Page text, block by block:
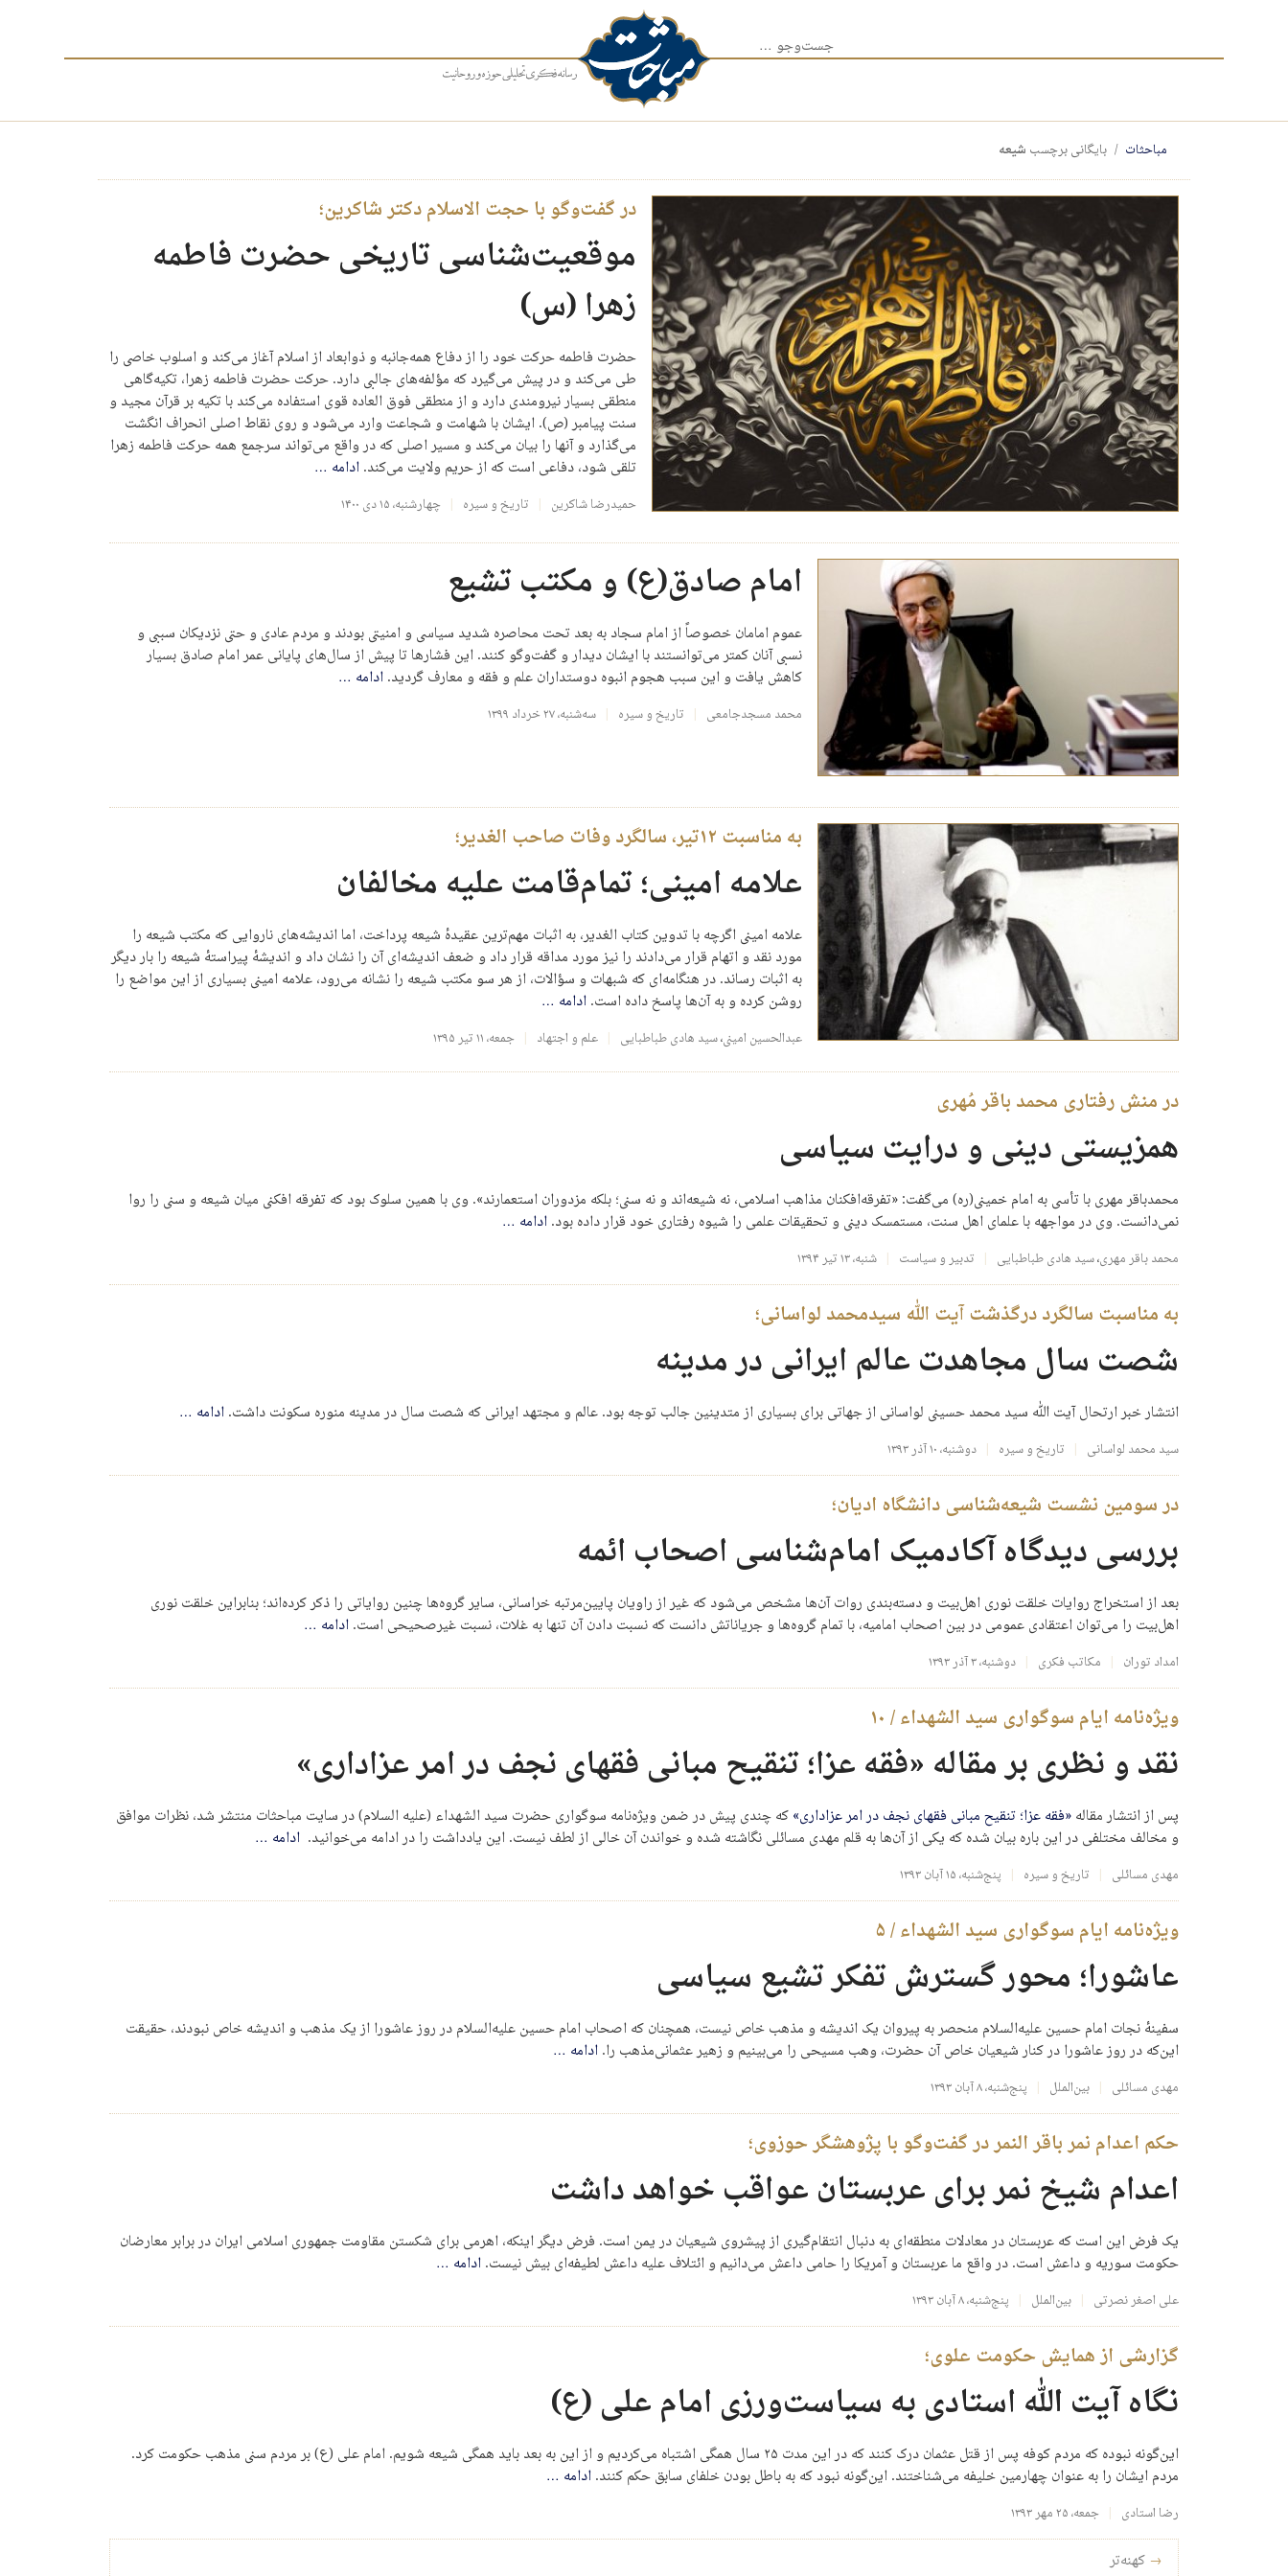
جست‌وجو برای:
مباحثات بایگانی برچسب شیعه
در گفت‌وگو با حجت الاسلام دکتر شاکرین؛
موقعیت‌شناسی تاریخی حضرت فاطمه
زهرا (س)
حضرت فاطمه حرکت خود را از دفاع همه‌جانبه و ذوابعاد از اسلام آغاز می‌کند و اسلوب خاصی را
طی می‌کند و در پیش می‌گیرد که مؤلفه‌های جالبی دارد. حرکت حضرت فاطمه زهرا، تکیه‌گاهی
منطقی بسیار نیرومندی دارد و از منطقی فوق العاده قوی‌ استفاده می‌کند با تکیه بر قرآن مجید و
سنت پیامبر (ص). ایشان با شهامت و شجاعت وارد می‌شود و روی نقاط اصلی انحراف انگشت
می‌گذارد و آنها را بیان می‌کند و مسیر اصلی که در واقع می‌تواند سرجمع همه حرکت فاطمه زهرا
تلقی شود، دفاعی است که از حریم ولایت می‌کند.ادامه …
حمیدرضا شاکرین تاریخ و سیره چهارشنبه، ۱۵ دی ۱۴۰۰
امام صادق(ع) و مکتب تشیع
عموم امامان خصوصاً از امام سجاد به بعد تحت محاصره شدید سیاسی و امنیتی بودند و مردم عادی و حتی نزدیکان سببی و
نسبی آنان کمتر می‌توانستند با ایشان دیدار و گفت‌وگو کنند. این فشارها تا پیش از سال‌های پایانی عمر امام صادق بسیار
کاهش یافت و این سبب هجوم انبوه دوستداران علم و فقه و معارف گردید.ادامه …
محمد مسجدجامعی تاریخ و سیره سه‌شنبه، ۲۷ خرداد ۱۳۹۹
به مناسبت ۱۲تیر، سالگرد وفات صاحب الغدیر؛
علامه امینی؛ تمام‌قامت علیه مخالفان
علامه امینی اگرچه با تدوین کتاب الغدیر، به اثبات مهم‌ترین عقیدهٔ شیعه پرداخت، اما اندیشه‌های ناروایی که مکتب شیعه را
مورد نقد و اتهام قرار می‌دادند را نیز مورد مداقه قرار داد و ضعف اندیشه‌ای آن را نشان داد و اندیشهٔ پیراستهٔ شیعه را بار دیگر
به اثبات رساند. در هنگامه‌ای که شبهات و سؤالات، از هر سو مکتب شیعه را نشانه می‌رود، علامه امینی بسیاری از این مواضع را
روشن کرده و به آن‌ها پاسخ داده است.ادامه …
عبدالحسین امینی،سید هادی طباطبایی علم و اجتهاد جمعه، ۱۱ تیر ۱۳۹۵
در منش رفتاری محمد باقر مُهری
همزیستی دینی و درایت سیاسی
محمدباقر مهری با تأسی به امام خمینی(ره) می‌گفت: «تفرقه‌افکنان مذاهب اسلامی، نه شیعه‌اند و نه سنی؛ بلکه مزدوران استعمارند». وی با همین سلوک بود که تفرقه ‌افکنی میان شیعه و سنی را روا
نمی‌دانست. وی در مواجهه با علمای اهل سنت، مستمسک دینی و تحقیقات علمی را شیوه رفتاری خود قرار داده بود.ادامه …
محمد باقر مهری،سید هادی طباطبایی تدبیر و سیاست شنبه، ۱۳ تیر ۱۳۹۴
به مناسبت سالگرد درگذشت آیت الله سیدمحمد لواسانی؛
شصت سال مجاهدت عالم ایرانی در مدینه
انتشار خبر ارتحال آیت الله سید محمد حسینی لواسانی از جهاتی برای بسیاری از متدینین جالب توجه بود. عالم و مجتهد ایرانی که شصت سال در مدینه منوره سکونت داشت.ادامه …
سید محمد لواسانی تاریخ و سیره دوشنبه، ۱۰ آذر ۱۳۹۳
در سومین نشست شیعه‌شناسی دانشگاه ادیان؛
بررسی دیدگاه آکادمیک امام‌شناسی اصحاب ائمه
بعد از استخراج روایات خلقت نوری اهل‌بیت و دسته‌بندی روات آن‌ها مشخص می‌شود که غیر از راویان پایین‌مرتبه خراسانی، سایر گروه‌ها چنین روایاتی را ذکر کرده‌اند؛ بنابراین خلقت نوری
اهل‌بیت را می‌توان اعتقادی عمومی در بین اصحاب امامیه، با تمام گروه‌ها و جریاناتش دانست که نسبت دادن آن تنها به غلات، نسبت غیرصحیحی است.ادامه …
امداد توران مکاتب فکری دوشنبه، ۳ آذر ۱۳۹۳
ویژه‌نامه ایام سوگواری سید الشهداء / ۱۰
نقد و نظری بر مقاله «فقه عزا؛ تنقیح مبانی فقهای نجف در امر عزاداری»
پس از انتشار مقاله«فقه عزا؛ تنقیح مبانی فقهای نجف در امر عزاداری»که چندی پیش در ضمن ویژه‌نامه سوگواری حضرت سید الشهداء (علیه السلام) در سایت مباحثات منتشر شد، نظرات موافق
و مخالف مختلفی در این باره بیان شده که یکی از آن‌ها به قلم مهدی مسائلی نگاشته شده و خواندن آن خالی از لطف نیست. این یادداشت را در ادامه می‌خوانید. ادامه …
مهدی مسائلی تاریخ و سیره پنج‌شنبه، ۱۵ آبان ۱۳۹۳
ویژه‌نامه ایام سوگواری سید الشهداء / ۵
عاشورا؛ محور گسترش تفکر تشیع سیاسی
سفینهٔ نجات امام حسین علیه‌السلام منحصر به پیروان یک اندیشه و مذهب خاص نیست، همچنان که اصحاب امام حسین علیه‌السلام در روز عاشورا از یک مذهب و اندیشه خاص نبودند، حقیقت
این‌که در روز عاشورا در کنار شیعیان خاص آن حضرت، وهب مسیحی را می‌بینیم و زهیر عثمانی‌مذهب را.ادامه …
مهدی مسائلی بین‌الملل پنج‌شنبه، ۸ آبان ۱۳۹۳
حکم‌ اعدام نمر باقر النمر در گفت‌وگو با پژوهشگر حوزوی؛
اعدام شیخ نمر برای عربستان عواقب خواهد داشت
یک فرض این است که عربستان در معادلات منطقه‌ای به دنبال انتقام‌گیری از پیشروی شیعیان در یمن است. فرض دیگر اینکه، اهرمی برای شکستن مقاومت جمهوری اسلامی ایران در برابر معارضان
حکومت سوریه و داعش است. در واقع ما عربستان و آمریکا را حامی داعش می‌دانیم و ائتلاف علیه داعش لطیفه‌ای بیش نیست.ادامه …
علی اصغر نصرتی بین‌الملل پنج‌شنبه، ۸ آبان ۱۳۹۳
گزارشی از همایش حکومت علوی؛
نگاه آیت الله استادی به سیاست‌ورزی امام علی (ع)
این‌گونه نبوده که مردم کوفه پس از قتل عثمان درک کنند که در این مدت ۲۵ سال همگی اشتباه می‌کردیم و از این به بعد باید همگی شیعه شویم. امام علی (ع) بر مردم سنی مذهب حکومت کرد.
مردم ایشان را به عنوان چهارمین خلیفه می‌شناختند. این‌گونه نبود که به باطل بودن خلفای سابق حکم کنند.ادامه …
رضا استادی جمعه، ۲۵ مهر ۱۳۹۳
راه‌بری نوشته‌ها
→ کهنه‌تر